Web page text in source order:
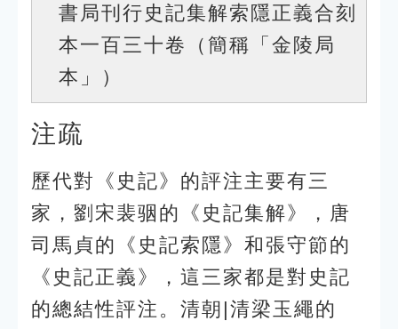
書局刊⾏史記集解索隱正義合刻
本⼀百三⼗卷（簡稱「金陵局
本」）
注疏
歷代對《史記》的評注主要有三
家，劉宋裴骃的《史記集解》，唐
司馬貞的《史記索隱》和張守節的
《史記正義》，這三家都是對史記
的總結性評注。清朝|清梁玉繩的